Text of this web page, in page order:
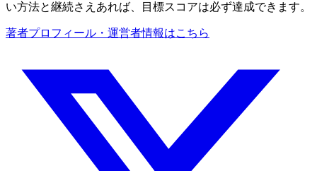
い方法と継続さえあれば、目標スコアは必ず達成できます。
著者プロフィール・運営者情報はこちら